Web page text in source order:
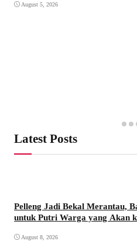
August 5, 2026
Latest Posts
Pelleng Jadi Bekal Merantau,
untuk Putri Warga yang Akan
August 8, 2026